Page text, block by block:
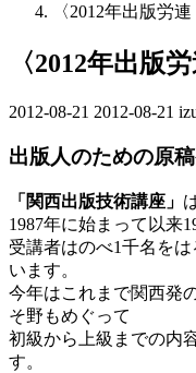
〈2012年出版労
〈2012年出版
2012-08-21 最
更
日
時
:
2012-08-21
出版人のための原
「関西出版技術講座」
1987年に始まって以来
受講者はのべ1千名を
います。
今年はこれまで関西発
そ野もめぐって
初級から上級までの内
す。